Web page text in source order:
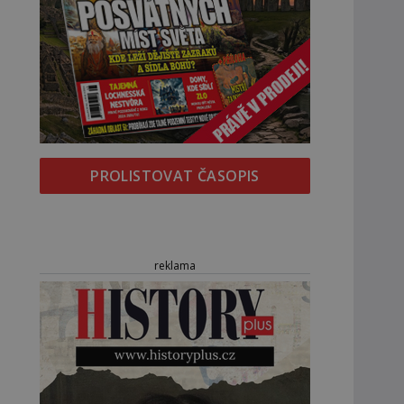
PROLISTOVAT ČASOPIS
reklama